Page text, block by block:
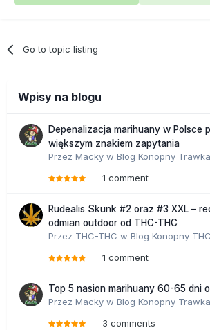
Go to topic listing
Wpisy na blogu
Depenalizacja marihuany w Polsce
większym znakiem zapytania
Przez Macky w Blog Konopny Trawka
1 comment
Rudealis Skunk #2 oraz #3 XXL –
odmian outdoor od THC-THC
Przez THC-THC w Blog Konopny
1 comment
Top 5 nasion marihuany 60-65 dni
Przez Macky w Blog Konopny Trawka
3 comments